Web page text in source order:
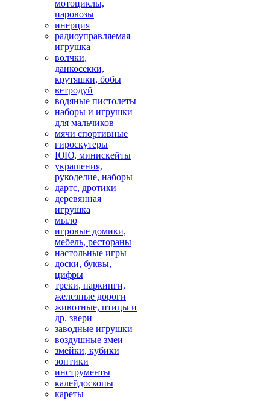
мотоциклы,
паровозы
инерция
радиоуправляемая
игрушка
волчки,
данкосекки,
крутяшки, бобы
ветродуй
водяные пистолеты
наборы и игрушки
для мальчиков
мячи спортивные
гироскутеры
ЮЮ, минискейты
украшения,
рукоделие, наборы
дартс, дротики
деревянная
игрушка
мыло
игровые домики,
мебель, рестораны
настольные игры
доски, буквы,
цифры
треки, паркинги,
железные дороги
животные, птицы и
др. звери
заводные игрушки
воздушные змеи
змейки, кубики
зонтики
инструменты
калейдоскопы
кареты